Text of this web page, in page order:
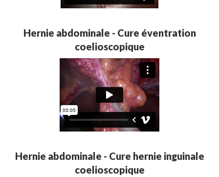
Hernie abdominale - Cure éventration
coelioscopique
Hernie abdominale - Cure hernie inguinale
coelioscopique